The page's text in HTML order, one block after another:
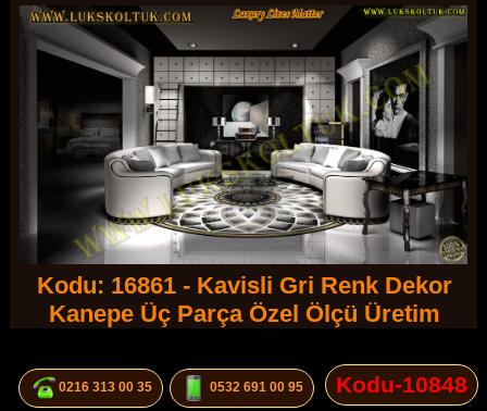
Kodu: 16861 - Kavisli Gri Renk Dekor
Kanepe Üç Parça Özel Ölçü Üretim
0216 313 00 35 0532 691 00 95 Kodu-10848